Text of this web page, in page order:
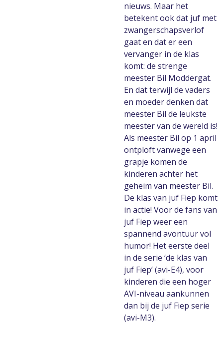
nieuws. Maar het
betekent ook dat juf met
zwangerschapsverlof
gaat en dat er een
vervanger in de klas
komt: de strenge
meester Bil Moddergat.
En dat terwijl de vaders
en moeder denken dat
meester Bil de leukste
meester van de wereld is!
Als meester Bil op 1 april
ontploft vanwege een
grapje komen de
kinderen achter het
geheim van meester Bil.
De klas van juf Fiep komt
in actie! Voor de fans van
juf Fiep weer een
spannend avontuur vol
humor! Het eerste deel
in de serie ‘de klas van
juf Fiep’ (avi-E4), voor
kinderen die een hoger
AVI-niveau aankunnen
dan bij de juf Fiep serie
(avi-M3).